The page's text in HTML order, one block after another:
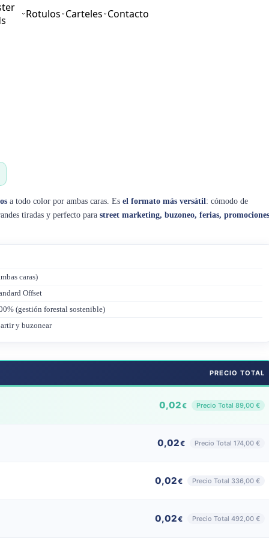
Rotulos Carteles Contacto
a todo color por ambas caras. Es el formato más versátil : cómodo de
tiradas y perfecto para street marketing, buzoneo, ferias, promociones
caras)
Offset
(gestión forestal sostenible)
y buzonear
PRECIO TOTAL
0,02€ Precio Total 89,00 €
0,02€ Precio Total 174,00 €
0,02€ Precio Total 336,00 €
0,02€ Precio Total 492,00 €